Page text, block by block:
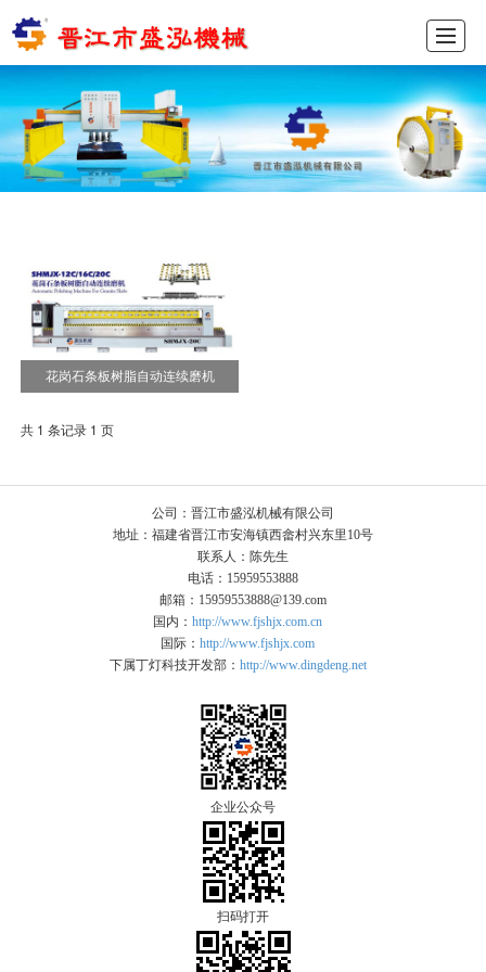
产品展示 新闻动态 联系我们 ENGLISH
花岗石条板树脂自动连续磨机
共 1 条记录 1 页
公司：晋江市盛泓机械有限公司
地址：福建省晋江市安海镇西畲村兴东里10号
联系人：陈先生
电话：15959553888
邮箱：15959553888@139.com
国内： http://www.fjshjx.com.cn
国际： http://www.fjshjx.com
下属丁灯科技开发部： http://www.dingdeng.net
企业公众号
扫码打开